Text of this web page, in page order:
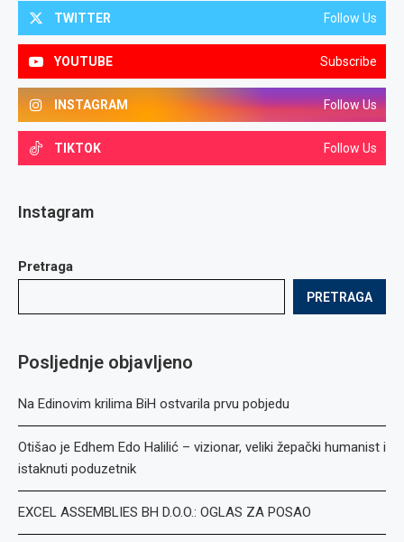
TWITTER Follow Us
YOUTUBE Subscribe
INSTAGRAM Follow Us
TIKTOK Follow Us
Instagram
Pretraga
PRETRAGA
Posljednje objavljeno
Na Edinovim krilima BiH ostvarila prvu pobjedu
Otišao je Edhem Edo Halilić – vizionar, veliki žepački humanist i
istaknuti poduzetnik
EXCEL ASSEMBLIES BH D.O.O.: OGLAS ZA POSAO